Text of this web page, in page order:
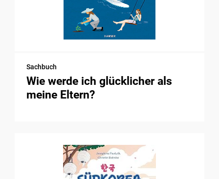
Sachbuch
Wie werde ich glücklicher als
meine Eltern?